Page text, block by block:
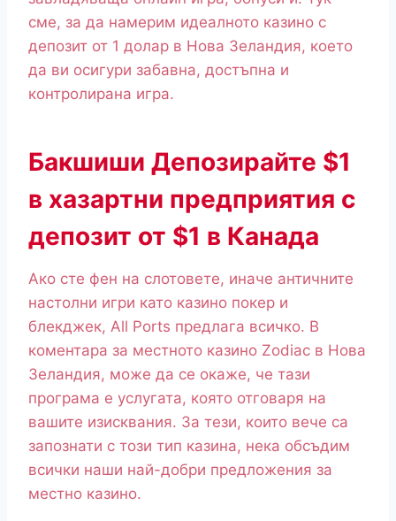
сме, за да намерим идеалното казино с
депозит от 1 долар в Нова Зеландия, което
да ви осигури забавна, достъпна и
контролирана игра.
Бакшиши Депозирайте $1
в хазартни предприятия с
депозит от $1 в Канада
Ако сте фен на слотовете, иначе античните
настолни игри като казино покер и
блекджек, All Ports предлага всичко. В
коментара за местното казино Zodiac в Нова
Зеландия, може да се окаже, че тази
програма е услугата, която отговаря на
вашите изисквания. За тези, които вече са
запознати с този тип казина, нека обсъдим
всички наши най-добри предложения за
местно казино.